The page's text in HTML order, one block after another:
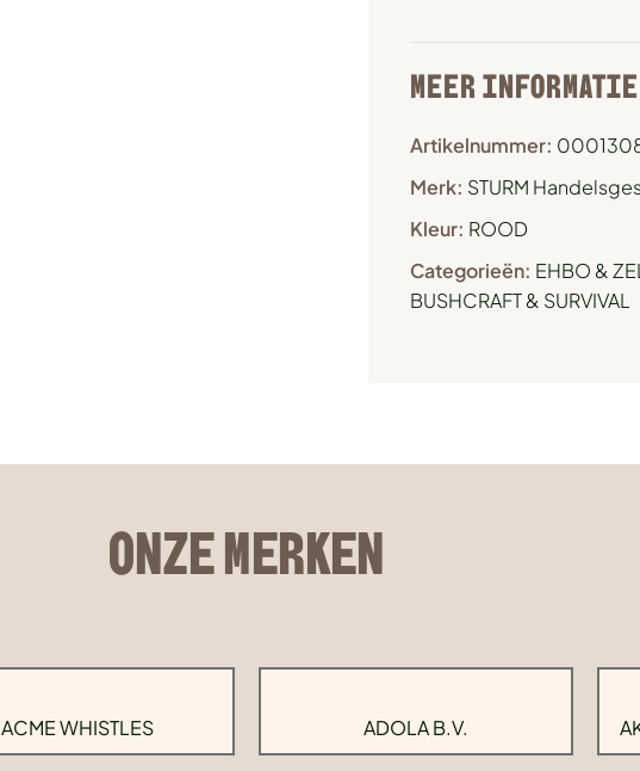
MEER INFORMATIE
Artikelnummer:
Merk: STURM
Kleur: ROOD
Categorieën: EHBO &
BUSHCRAFT & SURVIVAL
ONZE MERKEN
ACME WHISTLES ADOLA B.V.